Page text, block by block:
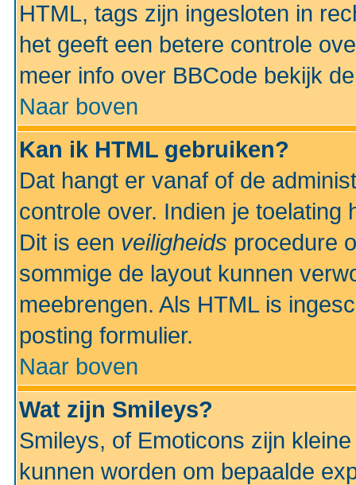
HTML, tags zijn ingesloten in
het geeft een betere controle
meer info over BBCode bekijk
Naar boven
Kan ik HTML gebruiken?
Dat hangt er vanaf of de
controle over. Indien je
Dit is een veiligheids procedure
sommige de layout kunnen
meebrengen. Als HTML is
posting formulier.
Naar boven
Wat zijn Smileys?
Smileys, of Emoticons zijn
kunnen worden om bepaalde